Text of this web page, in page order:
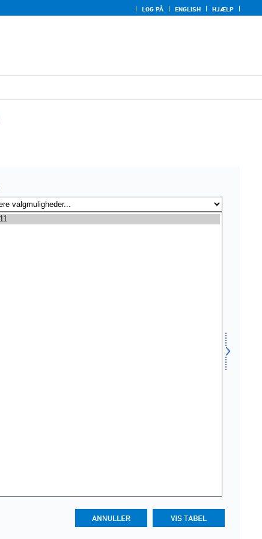
LOG PÅ ENGLISH HJÆLP